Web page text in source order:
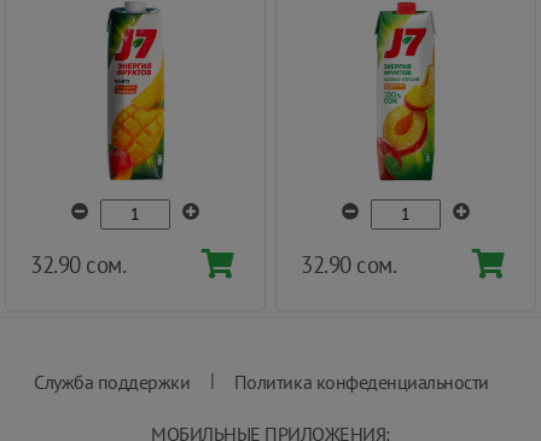
32.90 сом. 32.90 сом.
Служба поддержки | Политика конфеденциальности
МОБИЛЬНЫЕ ПРИЛОЖЕНИЯ: